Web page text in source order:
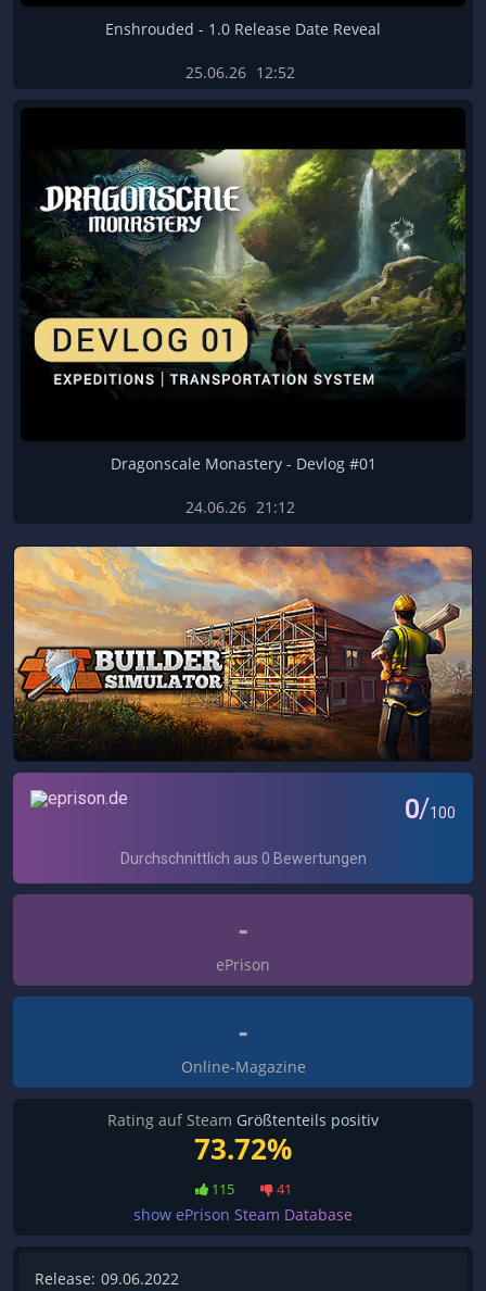
Enshrouded - 1.0 Release Date Reveal
25.06.26 12:52
Dragonscale Monastery - Devlog #01
24.06.26 21:12
-
ePrison
-
Online-Magazine
Rating auf Steam Größtenteils positiv
73.72%
115 41
show ePrison Steam Database
Release: 09.06.2022